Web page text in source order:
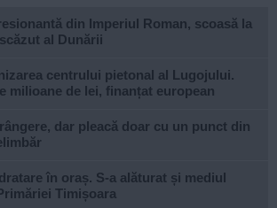
din Imperiul Roman, scoasă la
al Dunării
centrului pietonal al Lugojului.
milioane de lei, finanțat european
dar pleacă doar cu un punct din
în oraș. S-a alăturat și mediul
Timișoara